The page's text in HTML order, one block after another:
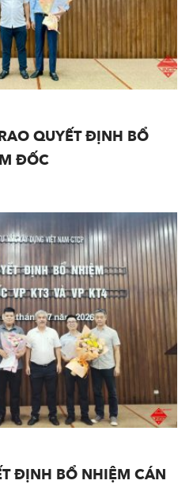
QUYẾT ĐỊNH BỔ
ĐỐC
ĐỊNH BỔ NHIỆM CÁN